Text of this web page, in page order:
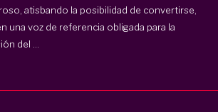
atisbando la posibilidad de convertirse,
una voz de referencia obligada para la
del ...